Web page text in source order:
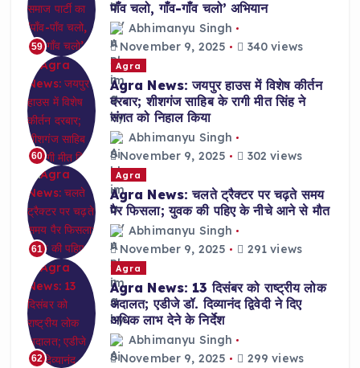
59
पाँव चलो, गाँव-गाँव चलो’ अभियान
Abhimanyu Singh
November 9, 2025
340 views
60
Agra
Agra News: जयपुर हाउस में विशेष कीर्तन
दरबार; शीशगंज साहिब के रागी मीत सिंह ने
संगत को निहाल किया
Abhimanyu Singh
November 9, 2025
302 views
61
Agra
Agra News: चलते ट्रैक्टर पर चढ़ते समय
पैर फिसला; युवक की पहिए के नीचे आने से मौत
Abhimanyu Singh
November 9, 2025
291 views
62
Agra
Agra News: 13 दिसंबर को राष्ट्रीय लोक
अदालत; एडीजे डॉ. दिव्यानंद द्विवेदी ने दिए
अधिक लाभ देने के निर्देश
Abhimanyu Singh
November 9, 2025
299 views